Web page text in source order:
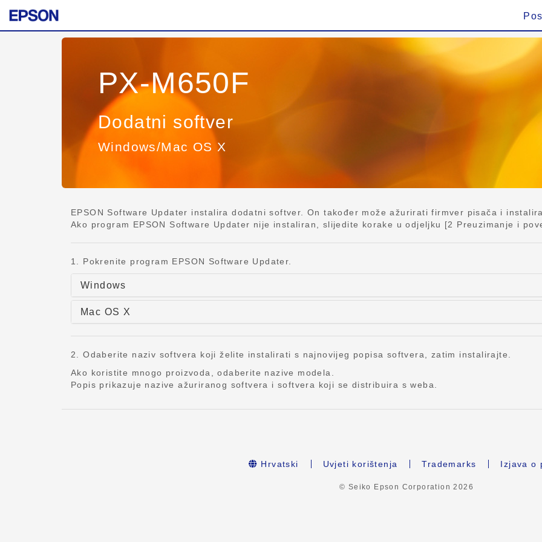
PX-M650F
Dodatni softver
Windows/Mac OS X
EPSON Software Updater instalira dodatni softver. On također može ažurirati firmver pisača i
Ako program EPSON Software Updater nije instaliran, slijedite korake u odjeljku [2 Preuzimanje i
1. Pokrenite program EPSON Software Updater.
Windows
Mac OS X
2. Odaberite naziv softvera koji želite instalirati s najnovijeg popisa softvera, zatim instalirajte.
Ako koristite mnogo proizvoda, odaberite nazive modela.
Popis prikazuje nazive ažuriranog softvera i softvera koji se distribuira s weba.
Hrvatski Uvjeti korištenja Trademarks Izjava o
© Seiko Epson Corporation2026